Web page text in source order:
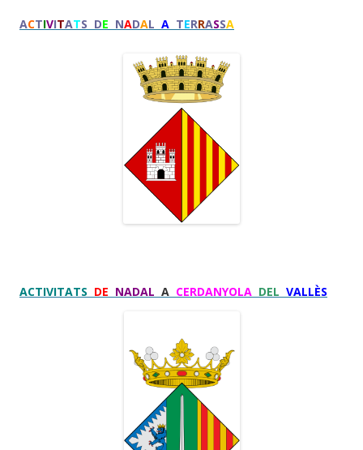
ACTIVITATS DE NADAL A TERRASSA
ACTIVITATS DE NADAL A CERDANYOLA DEL VALLÈS